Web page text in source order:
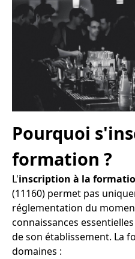
Pourquoi
formation ?
L'inscription à la
(11160) permet pas
réglementation du
connaissances
de son établissement. La
domaines :